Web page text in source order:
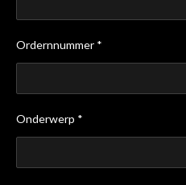
Ordernnummer *
Onderwerp *